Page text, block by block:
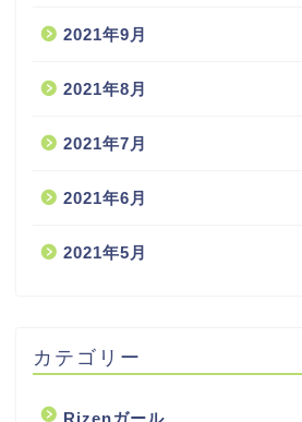
2021年9月
2021年8月
2021年7月
2021年6月
2021年5月
カテゴリー
Rizenガール